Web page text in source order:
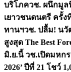
บริโภควช. ผนึกมูล
เยาวชนดนตรี ครั้ง
ทานฯวช. ปลื้ม! นวั
สูงสุด The Best
มิ.ย.นี้ วช.เปิดมหกร
2026’ ปีที่ 21 โชว์